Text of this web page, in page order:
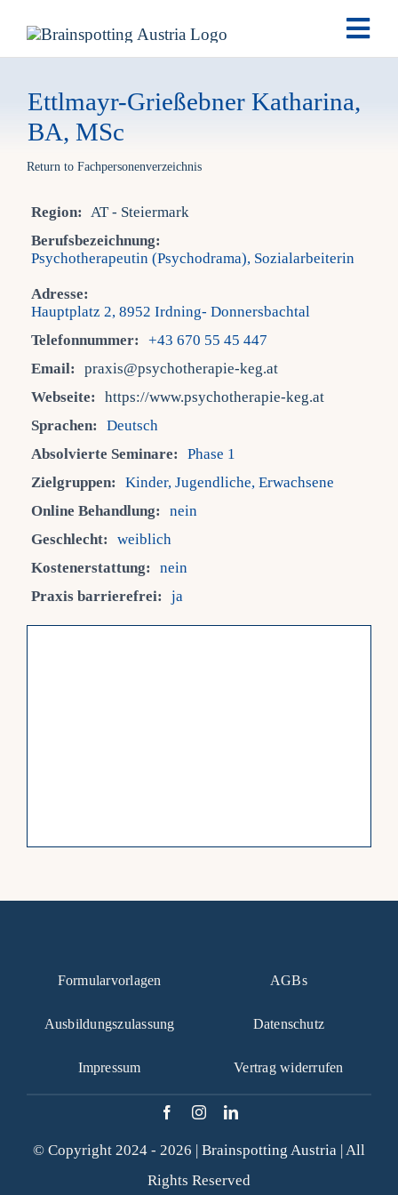
Ettlmayr-Grießebner Katharina,
BA, MSc
Return to Fachpersonenverzeichnis
Region:
AT - Steiermark
Berufsbezeichnung:
Psychotherapeutin (Psychodrama), Sozialarbeiterin
Adresse:
Hauptplatz 2, 8952 Irdning- Donnersbachtal
Telefonnummer:
+43 670 55 45 447
Email:
praxis@psychotherapie-keg.at
Webseite:
https://www.psychotherapie-keg.at
Sprachen:
Deutsch
Absolvierte Seminare:
Phase 1
Zielgruppen:
Kinder, Jugendliche, Erwachsene
Online Behandlung:
nein
Geschlecht:
weiblich
Kostenerstattung:
nein
Praxis barrierefrei:
ja
Formularvorlagen
Ausbildungszulassung
Impressum
AGBs
Datenschutz
Vertrag widerrufen
© Copyright 2024 - 2026 | Brainspotting Austria | All
Rights Reserved